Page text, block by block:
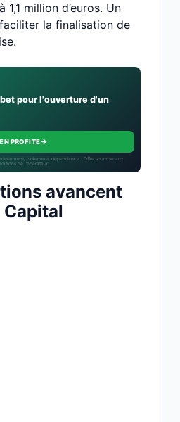
million d’euros. Un
la finalisation de
pour l'ouverture d'un
PROFITE→
isolement, dépendance · Offre soumise aux
de l’opérateur.
avancent